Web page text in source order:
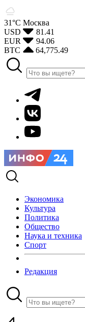
31°С Москва
USD
81.41
EUR
94.06
BTC
64,775.49
Экономика
Культура
Политика
Общество
Наука и техника
Спорт
Редакция